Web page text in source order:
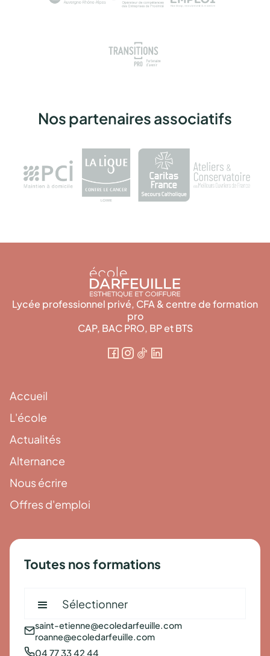
Nos partenaires associatifs
Lycée professionnel privé, CFA & centre de formation
pro
CAP, BAC PRO, BP et BTS
Accueil
L'école
Actualités
Alternance
Nous écrire
Offres d'emploi
Toutes nos formations
Sélectionner
saint-etienne@ecoledarfeuille.com
roanne@ecoledarfeuille.com
04 77 33 42 44